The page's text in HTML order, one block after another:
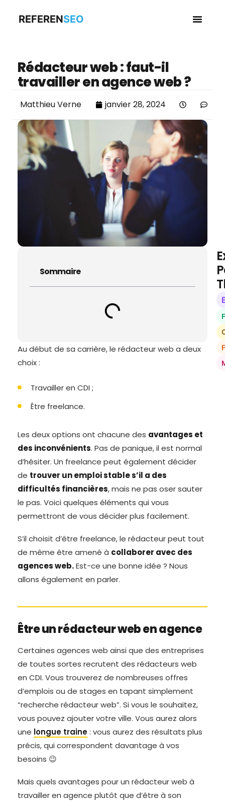
REFERENSEO
Rédacteur web : faut-il
travailler en agence web ?
Matthieu Verne janvier 28, 2024
Sommaire
Au début de sa carrière, le rédacteur web a deux
choix :
Travailler en CDI ;
Être freelance.
Les deux options ont chacune des avantages et
des inconvénients. Pas de panique, il est normal
d’hésiter. Un freelance peut également décider
de trouver un emploi stable s’il a des
difficultés financières, mais ne pas oser sauter
le pas. Voici quelques éléments qui vous
permettront de vous décider plus facilement.
S’il choisit d’être freelance, le rédacteur peut tout
de même être amené à collaborer avec des
agences web.Est-ce une bonne idée ? Nous
allons également en parler.
Être un rédacteur web en agence
Certaines agences web ainsi que des entreprises
de toutes sortes recrutent des rédacteurs web
en CDI. Vous trouverez de nombreuses offres
d’emplois ou de stages en tapant simplement
“recherche rédacteur web”. Si vous le souhaitez,
vous pouvez ajouter votre ville. Vous aurez alors
une longue traine: vous aurez des résultats plus
précis, qui correspondent davantage à vos
besoins 😉
Mais quels avantages pour un rédacteur web à
travailler en agence plutôt que d’être à son